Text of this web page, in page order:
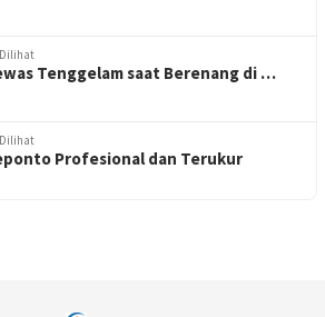
Dilihat
Tenggelam saat Berenang di …
Dilihat
Profesional dan Terukur